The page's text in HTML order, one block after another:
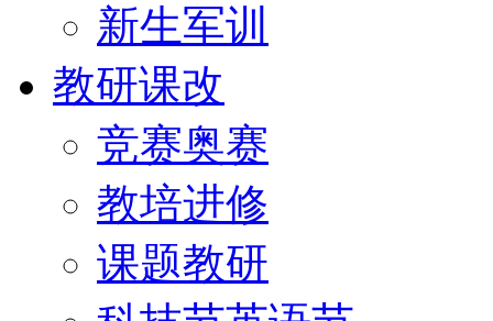
新生军训
教研课改
竞赛奥赛
教培进修
课题教研